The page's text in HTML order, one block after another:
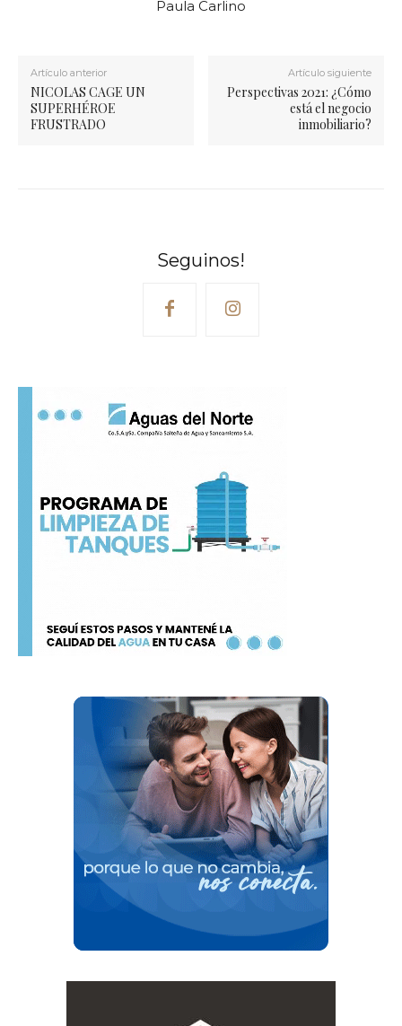
Paula Carlino
Artículo anterior
NICOLAS CAGE UN
SUPERHÉROE
FRUSTRADO
Artículo siguiente
Perspectivas 2021: ¿Cómo
está el negocio
inmobiliario?
Seguinos!